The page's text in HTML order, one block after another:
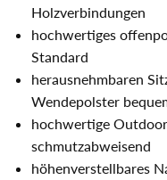
Holzverbindungen
hochwertiges
Standard
herausnehmbaren
Wendepolster
hochwertige
schmutzabweisend
höhenverstellbares